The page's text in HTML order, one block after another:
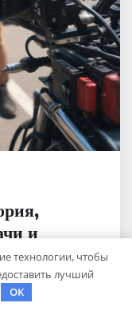
и
технологии, чтобы
лучший
OK